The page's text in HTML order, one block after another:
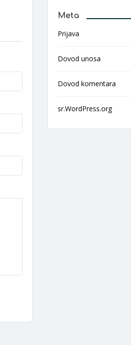
Meta
Prijava
Dovod unosa
Dovod komentara
sr.WordPress.org